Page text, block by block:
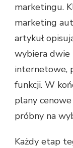
marketingu.
marketing
artykuł
wybiera dwie
internetowe,
funkcji. W
plany
próbny na
Każdy etap